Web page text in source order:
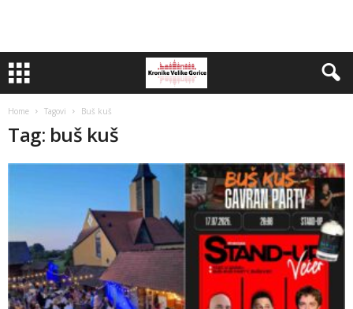
Home Tagovi Buš kuš
Tag: buš kuš